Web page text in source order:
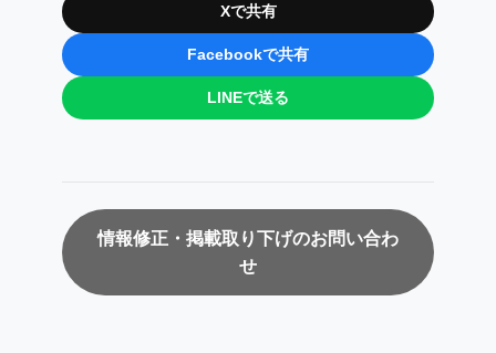
Xで共有
Facebookで共有
LINEで送る
情報修正・掲載取り下げのお問い合わ
せ